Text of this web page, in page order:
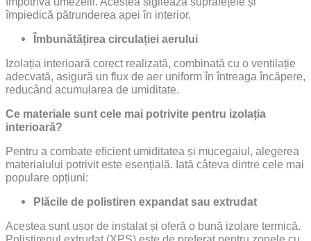
împiedică pătrunderea apei în interior.
Îmbunătățirea circulației aerului
Izolația interioară corect realizată, combinată cu o ventilație
adecvată, asigură un flux de aer uniform în întreaga încăpere,
reducând acumularea de umiditate.
Ce materiale sunt cele mai potrivite pentru izolația
interioară?
Pentru a combate eficient umiditatea și mucegaiul, alegerea
materialului potrivit este esențială. Iată câteva dintre cele mai
populare opțiuni:
Plăcile de polistiren expandat sau extrudat
Acestea sunt ușor de instalat și oferă o bună izolare termică.